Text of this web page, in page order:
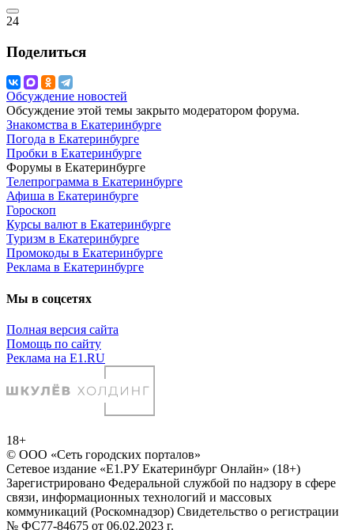
24
Поделиться
Обсуждение новостей
Обсуждение этой темы закрыто модератором форума.
Знакомства в Екатеринбурге
Погода в Екатеринбурге
Пробки в Екатеринбурге
Форумы в Екатеринбурге
Телепрограмма в Екатеринбурге
Афиша в Екатеринбурге
Гороскоп
Курсы валют в Екатеринбурге
Туризм в Екатеринбурге
Промокоды в Екатеринбурге
Реклама в Екатеринбурге
Мы в соцсетях
Полная версия сайта
Помощь по сайту
Реклама на E1.RU
18+
© ООО «Сеть городских порталов»
Сетевое издание «Е1.РУ Екатеринбург Онлайн» (18+)
Зарегистрировано Федеральной службой по надзору в сфере
связи, информационных технологий и массовых
коммуникаций (Роскомнадзор) Свидетельство о регистрации
№ ФС77-84675 от 06.02.2023 г.